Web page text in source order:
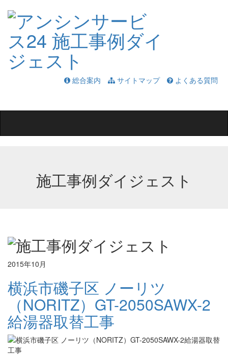
総合案内 サイトマップ
よくある質問
施工事例ダイジェスト
2015年10月
横浜市磯子区 ノーリツ
（NORITZ）GT-2050SAWX-2
給湯器取替工事